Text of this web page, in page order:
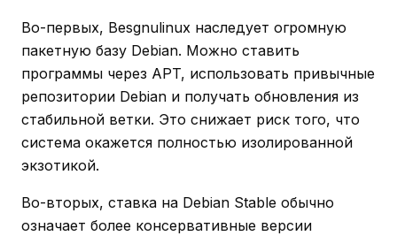
Во-первых, Besgnulinux наследует огромную
пакетную базу Debian. Можно ставить
программы через APT, использовать привычные
репозитории Debian и получать обновления из
стабильной ветки. Это снижает риск того, что
система окажется полностью изолированной
экзотикой.
Во-вторых, ставка на Debian Stable обычно
означает более консервативные версии